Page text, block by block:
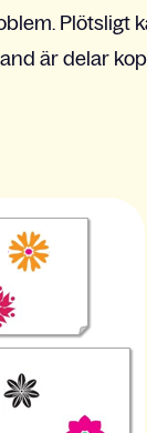
Plötsligt
är delar